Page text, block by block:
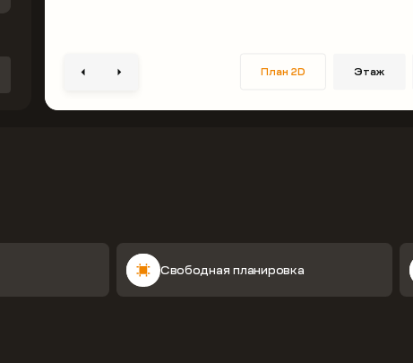
План 2D Этаж
Свободная планировка